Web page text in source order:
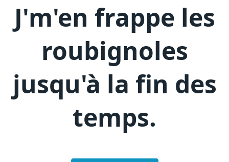
J'm'en frappe les
roubignoles
jusqu'à la fin des
temps.